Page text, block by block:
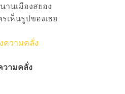
านเมืองสยอง
เห็นรูปของเธอ
วามคลั่ง